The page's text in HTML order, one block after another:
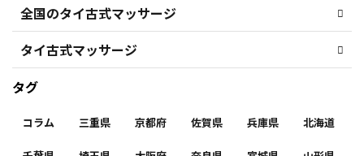
全国のタイ古式マッサージ
タイ古式マッサージ
タグ
コラム 三重県 京都府 佐賀県 兵庫県 北海道